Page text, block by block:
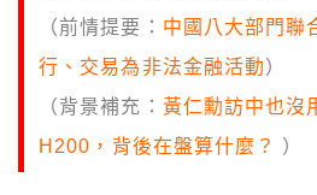
（前情提要： 中國八大部門聯
行、交易為非法金融活動）
（背景補充： 黃仁勳訪中也沒
H200，背後在盤算什麼？
）